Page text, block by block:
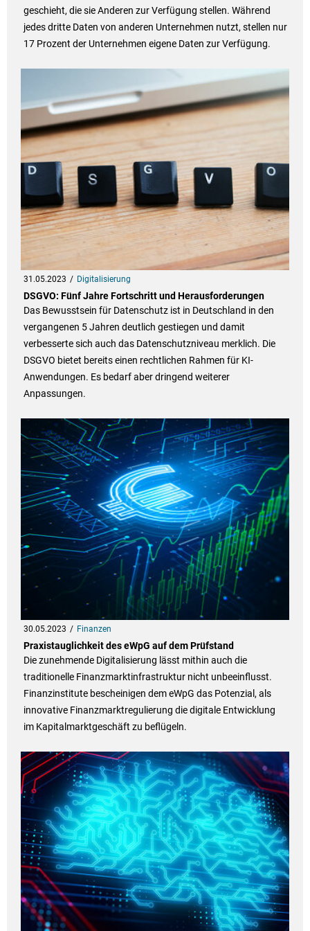
geschieht, die sie Anderen zur Verfügung stellen. Während
jedes dritte Daten von anderen Unternehmen nutzt, stellen nur
17 Prozent der Unternehmen eigene Daten zur Verfügung.
31.05.2023 Digitalisierung
DSGVO: Fünf Jahre Fortschritt und Herausforderungen
Das Bewusstsein für Datenschutz ist in Deutschland in den
vergangenen 5 Jahren deutlich gestiegen und damit
verbesserte sich auch das Datenschutzniveau merklich. Die
DSGVO bietet bereits einen rechtlichen Rahmen für KI-
Anwendungen. Es bedarf aber dringend weiterer
Anpassungen.
30.05.2023 Finanzen
Praxistauglichkeit des eWpG auf dem Prüfstand
Die zunehmende Digitalisierung lässt mithin auch die
traditionelle Finanzmarktinfrastruktur nicht unbeeinflusst.
Finanzinstitute bescheinigen dem eWpG das Potenzial, als
innovative Finanzmarktregulierung die digitale Entwicklung
im Kapitalmarktgeschäft zu beflügeln.